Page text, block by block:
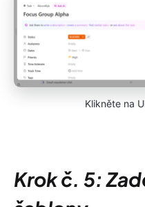
Klikněte na
Krok č. 5: